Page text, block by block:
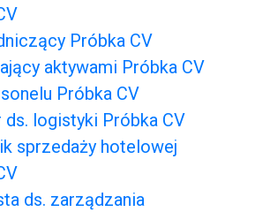
Próbka CV
aktywami Próbka CV
Próbka CV
ds. logistyki Próbka CV
sprzedaży hotelowej
ds. zarządzania